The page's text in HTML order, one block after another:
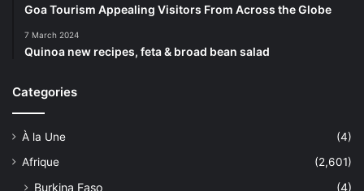
Goa Tourism Appealing Visitors From Across the Globe
7 March 2024
Quinoa new recipes, feta & broad bean salad
Categories
À la Une
(4)
Afrique
(2,601)
Burkina Faso (4)